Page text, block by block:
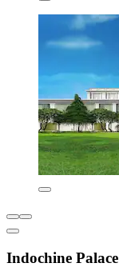
Indochine Palace